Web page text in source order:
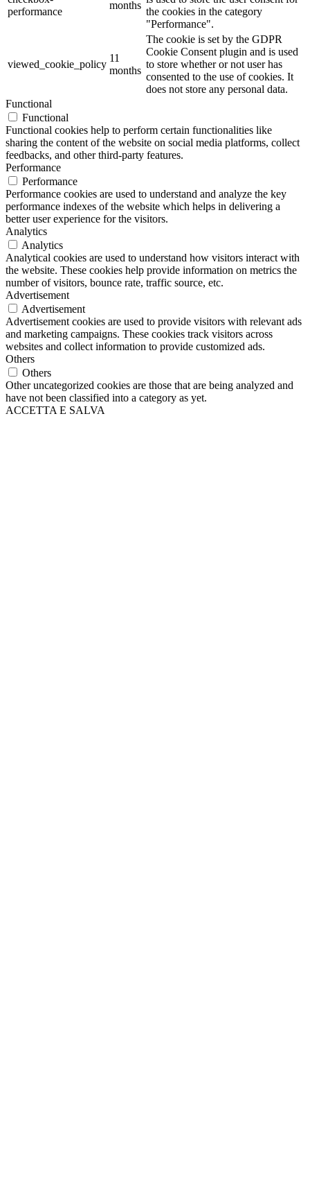
performance
months
the cookies in the category
"Performance".
viewed_cookie_policy
11
months
The cookie is set by the GDPR
Cookie Consent plugin and is used
to store whether or not user has
consented to the use of cookies. It
does not store any personal data.
Functional
Functional
Functional cookies help to perform certain functionalities like
sharing the content of the website on social media platforms, collect
feedbacks, and other third-party features.
Performance
Performance
Performance cookies are used to understand and analyze the key
performance indexes of the website which helps in delivering a
better user experience for the visitors.
Analytics
Analytics
Analytical cookies are used to understand how visitors interact with
the website. These cookies help provide information on metrics the
number of visitors, bounce rate, traffic source, etc.
Advertisement
Advertisement
Advertisement cookies are used to provide visitors with relevant ads
and marketing campaigns. These cookies track visitors across
websites and collect information to provide customized ads.
Others
Others
Other uncategorized cookies are those that are being analyzed and
have not been classified into a category as yet.
ACCETTA E SALVA